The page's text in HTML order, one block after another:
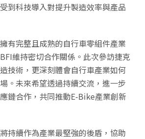
到科技導入對提升製造效率與產品
有完整且成熟的自行車零組件產業
維持密切合作關係。此次參訪捷克
技術，更深刻體會自行車產業如何
。未來希望透過持續交流，進一步
鏈合作，共同推動E-Bike產業創新
持續作為產業最堅強的後盾，協助